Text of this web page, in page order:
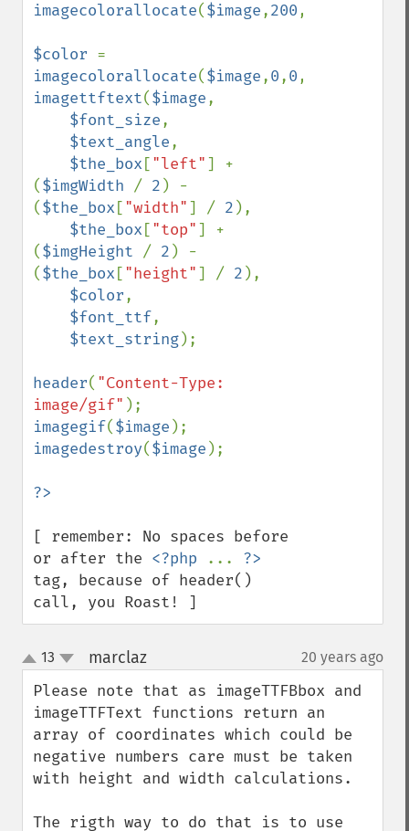
imagecolorallocate($image,200,
$color
imagecolorallocate($image,0,0,
imagettftext($image,
$font_size,
$text_angle,
$the_box ["left"] +
($imgWidth / 2 ) -
($the_box ["width"] / 2 ),
$the_box ["top"] +
($imgHeight / 2 ) -
($the_box ["height"] / 2 ),
$color,
$font_ttf,
$text_string);
header( "Content-Type:
image/gif"
imagegif($image
imagedestroy($image );
[ remember: No spaces before
or after the <?php ... ?>
tag, because of header()
call, you Roast! ]
up
down
13 marclaz¶ 20 years ago
Please note that as imageTTFBbox and
imageTTFText functions return an
array of coordinates which could be
negative numbers care must be taken
with height and width calculations.
The rigth way to do that is to use